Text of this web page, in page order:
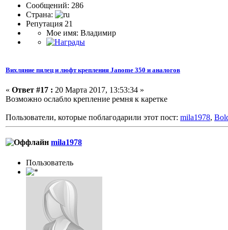
Сообщений: 286
Страна:
Репутация 21
Мое имя: Владимир
Вихляние пялец и люфт крепления Janome 350 и аналогов
« Ответ #17 : 20 Марта 2017, 13:53:34 »
Возможно ослабло крепление ремня к каретке
Пользователи, которые поблагодарили этот пост: mila1978,
mila1978
Пользоватeль